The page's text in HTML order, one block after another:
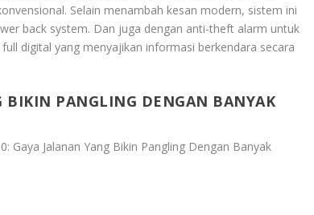
Selain menambah kesan modern, sistem ini
back system. Dan juga dengan anti-theft alarm untuk
digital yang menyajikan informasi berkendara secara
BIKIN PANGLING DENGAN BANYAK
Gaya Jalanan Yang Bikin Pangling Dengan Banyak